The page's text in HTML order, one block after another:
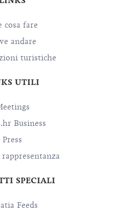
cosa fare
andare
turistiche
UTILI
Business
Press
SPECIALI
Feeds